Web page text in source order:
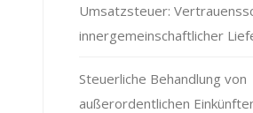
Umsatzsteuer:
innergemeinschaftlicher
Steuerliche Behandlung von
außerordentlichen